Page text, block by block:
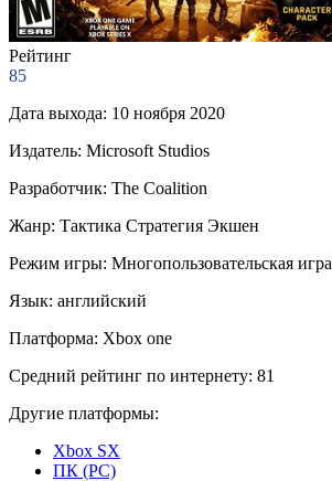
Рейтинг
85
Дата выхода: 10 ноября 2020
Издатель: Microsoft Studios
Разработчик: The Coalition
Жанр: Тактика Стратегия Экшен
Режим игры: Многопользовательская игра
Язык: английский
Платформа: Xbox one
Средний рейтинг по интернету: 81
Другие платформы:
Xbox SX
ПК (PC)